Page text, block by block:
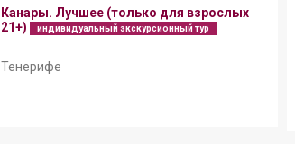
Канары. Лучшее (только для взрослых
21+)
индивидуальный экскурсионный тур
Тенерифе